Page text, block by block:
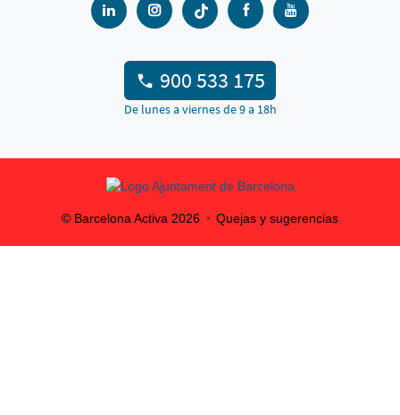
900 533 175
De lunes a viernes de 9 a 18h
© Barcelona Activa 2026 Quejas y sugerencias